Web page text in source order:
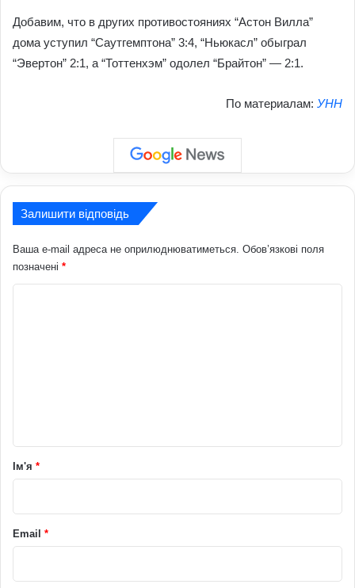
Добавим, что в других противостояниях “Астон Вилла”
дома уступил “Саутгемптона” 3:4, “Ньюкасл” обыграл
“Эвертон” 2:1, а “Тоттенхэм” одолел “Брайтон” — 2:1.
По материалам: УНН
Залишити відповідь
Ваша e-mail адреса не оприлюднюватиметься. Обов’язкові поля
позначені *
рІм'я *
Email *